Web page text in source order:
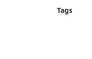
Tags